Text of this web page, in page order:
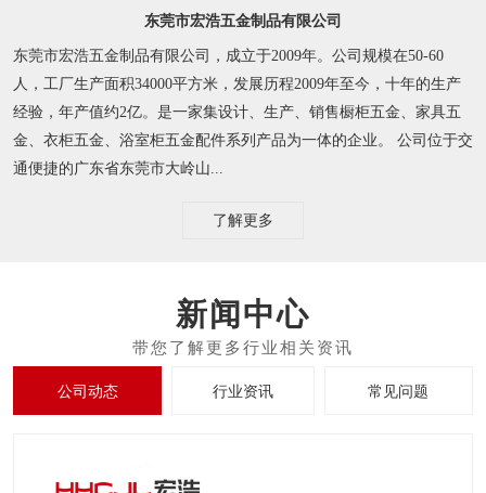
东莞市宏浩五金制品有限公司
东莞市宏浩五金制品有限公司，成立于2009年。公司规模在50-60
人，工厂生产面积34000平方米，发展历程2009年至今，十年的生产
经验，年产值约2亿。是一家集设计、生产、销售橱柜五金、家具五
金、衣柜五金、浴室柜五金配件系列产品为一体的企业。 公司位于交
通便捷的广东省东莞市大岭山...
了解更多
新闻中心
公司动态 行业资讯 常见问题